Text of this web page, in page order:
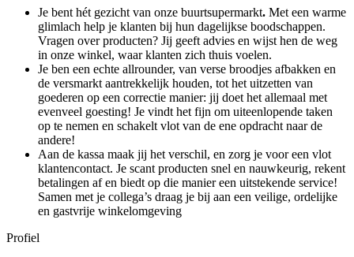
Je bent hét gezicht van onze buurtsupermarkt. Met een warme
glimlach help je klanten bij hun dagelijkse boodschappen.
Vragen over producten? Jij geeft advies en wijst hen de weg
in onze winkel, waar klanten zich thuis voelen.
Je ben een echte allrounder, van verse broodjes afbakken en
de versmarkt aantrekkelijk houden, tot het uitzetten van
goederen op een correctie manier: jij doet het allemaal met
evenveel goesting! Je vindt het fijn om uiteenlopende taken
op te nemen en schakelt vlot van de ene opdracht naar de
andere!
Aan de kassa maak jij het verschil, en zorg je voor een vlot
klantencontact. Je scant producten snel en nauwkeurig, rekent
betalingen af en biedt op die manier een uitstekende service!
Samen met je collega’s draag je bij aan een veilige, ordelijke
en gastvrije winkelomgeving
Profiel